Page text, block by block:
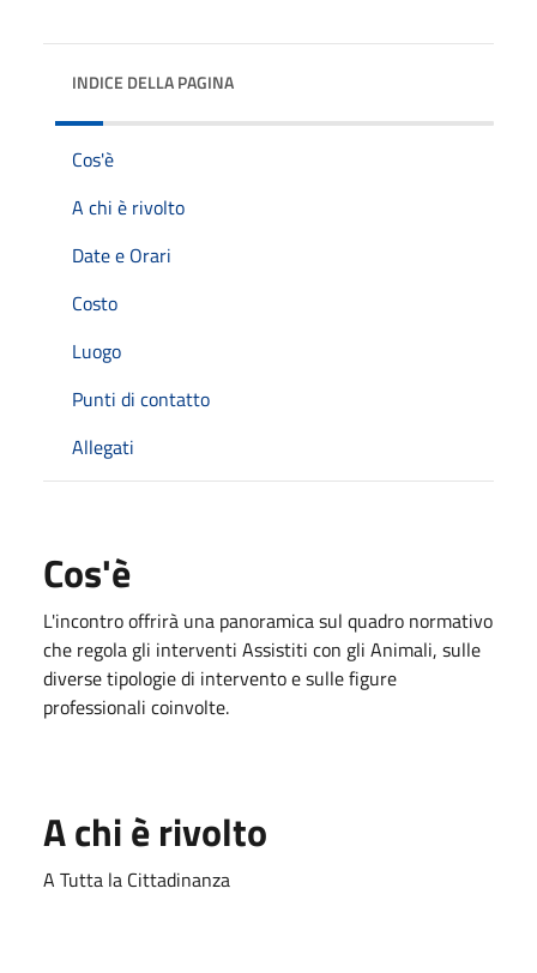
INDICE DELLA PAGINA
Cos'è
A chi è rivolto
Date e Orari
Costo
Luogo
Punti di contatto
Allegati
Cos'è
L'incontro offrirà una panoramica sul quadro normativo
che regola gli interventi Assistiti con gli Animali, sulle
diverse tipologie di intervento e sulle figure
professionali coinvolte.
A chi è rivolto
A Tutta la Cittadinanza